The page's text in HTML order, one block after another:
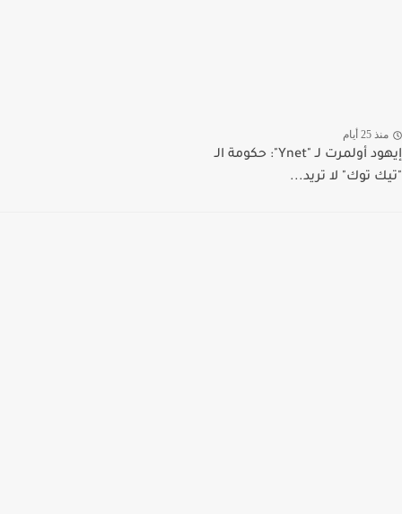
منذ 25 أيام
إيهود أولمرت لـ "Ynet": حكومة الـ
"تيك توك" لا تريد...